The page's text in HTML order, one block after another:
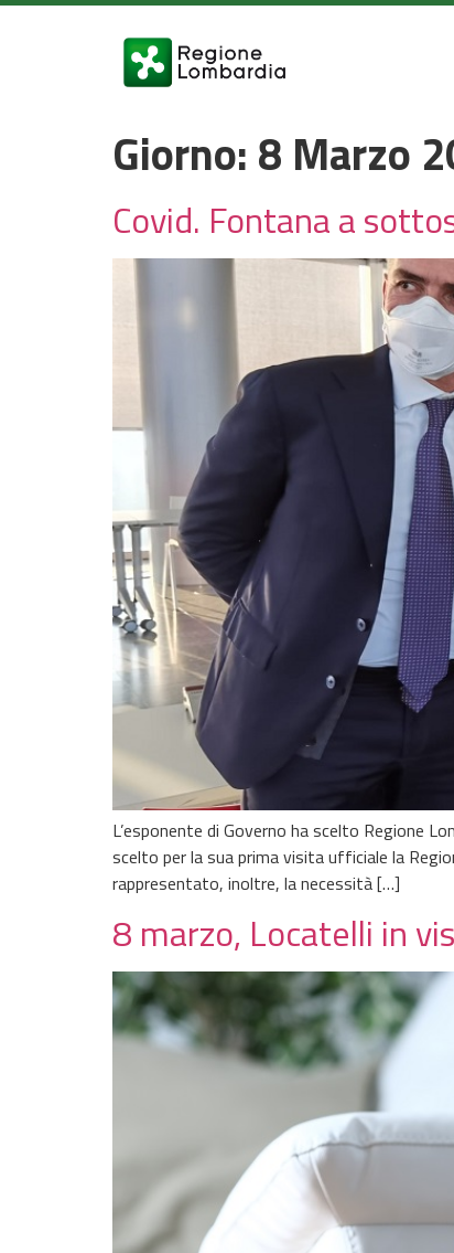
Giorno:8 Marzo
Covid. Fontana a
L’esponente di Governo ha scelto Regione
scelto per la sua prima visita ufficiale la
rappresentato, inoltre, la necessità […]
8 marzo, Locatelli in